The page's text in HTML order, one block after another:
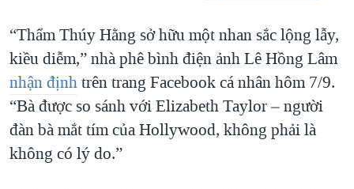
“Thẩm Thúy Hằng sở hữu một nhan sắc lộng lẫy,
kiều diễm,” nhà phê bình điện ảnh Lê Hồng Lâm
nhận địnhtrên trang Facebook cá nhân hôm 7/9.
“Bà được so sánh với Elizabeth Taylor – người
đàn bà mắt tím của Hollywood, không phải là
không có lý do.”